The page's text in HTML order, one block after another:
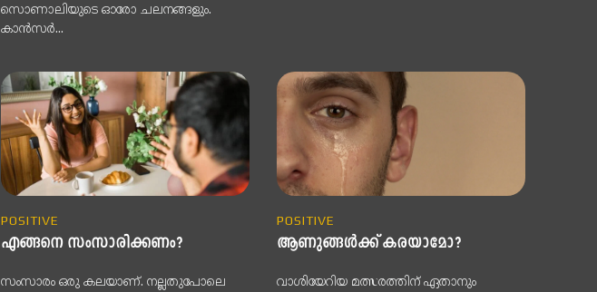
സൊണാലിയുടെ ഓരോ ചലനങ്ങളും.
കാന്‍സര്‍...
POSITIVE
എങ്ങനെ സംസാരിക്കണം?
സംസാരം ഒരു കലയാണ്. നല്ലതുപോലെ
POSITIVE
ആണുങ്ങള്‍ക്ക് കരയാമോ?
വാശിയേറിയ മത്സരത്തിന് ഏതാനും